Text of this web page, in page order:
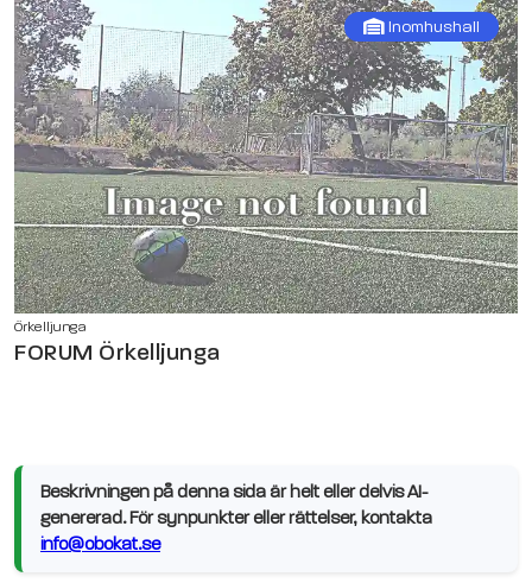
Inomhushall
Örkelljunga
FORUM Örkelljunga
Beskrivningen på denna sida är helt eller delvis AI-
genererad. För synpunkter eller rättelser, kontakta
info@obokat.se